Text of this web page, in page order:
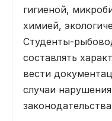
гигиеной,
химией,
Студенты-
составлять
вести
случаи